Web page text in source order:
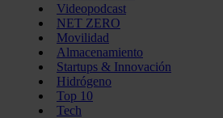
Videopodcast
NET ZERO
Movilidad
Almacenamiento
Startups & Innovación
Hidrógeno
Top 10
Tech